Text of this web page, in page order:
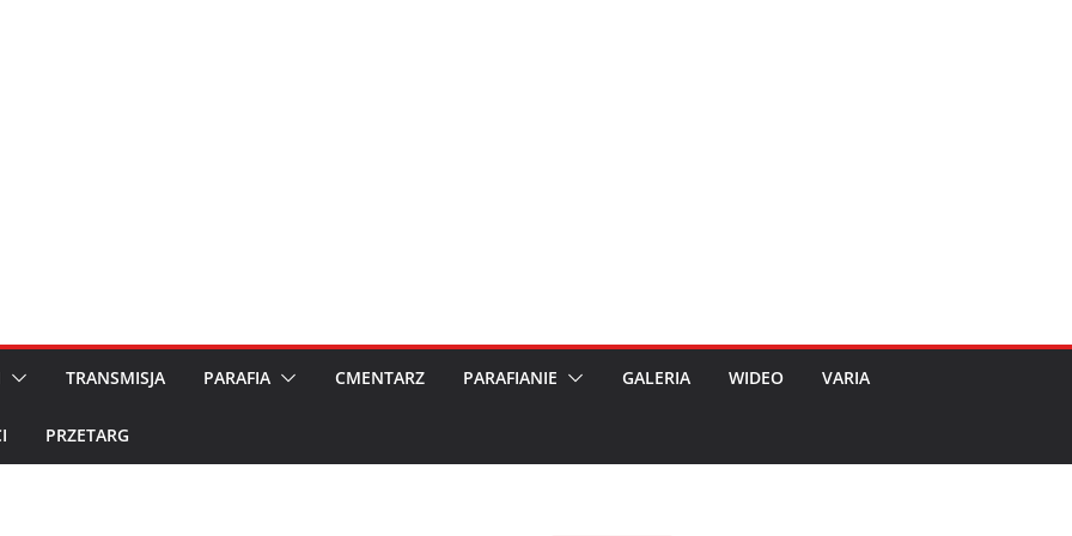
TRANSMISJA PARAFIA CMENTARZ PARAFIANIE GALERIA WIDEO VARIA
PRZETARG